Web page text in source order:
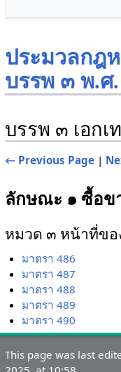
ประมวลกฎ
บรรพ ๓ พ.ศ.
บรรพ ๓ เอก
← Previous Page|
ลักษณะ ๑ ซื้อข
หมวด ๓ หน้าที่ขอ
มาตรา 486
มาตรา 487
มาตรา 488
มาตรา 489
มาตรา 490
This page was last